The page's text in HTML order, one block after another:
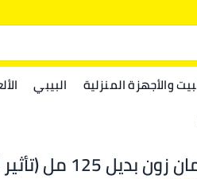
والأجهزة المنزلية البيبي
مل (تأثير الفولاذ)